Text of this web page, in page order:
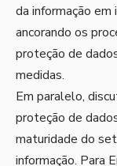
da informação
ancorando os
proteção de
medidas.
Em paralelo,
proteção de
maturidade do
informação. Para